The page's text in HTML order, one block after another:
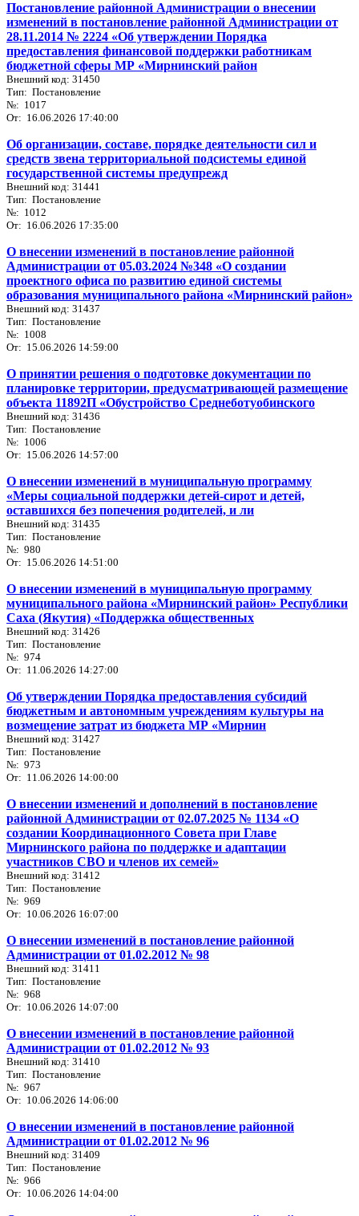
Постановление районной Администрации о внесении
изменений в постановление районной Администрации от
28.11.2014 № 2224 «Об утверждении Порядка
предоставления финансовой поддержки работникам
бюджетной сферы МР «Мирнинский район
Внешний код: 31450
Тип: Постановление
№: 1017
От: 16.06.2026 17:40:00
Об организации, составе, порядке деятельности сил и
средств звена территориальной подсистемы единой
государственной системы предупрежд
Внешний код: 31441
Тип: Постановление
№: 1012
От: 16.06.2026 17:35:00
О внесении изменений в постановление районной
Администрации от 05.03.2024 №348 «О создании
проектного офиса по развитию единой системы
образования муниципального района «Мирнинский район»
Внешний код: 31437
Тип: Постановление
№: 1008
От: 15.06.2026 14:59:00
О принятии решения о подготовке документации по
планировке территории, предусматривающей размещение
объекта 11892П «Обустройство Среднеботуобинского
Внешний код: 31436
Тип: Постановление
№: 1006
От: 15.06.2026 14:57:00
О внесении изменений в муниципальную программу
«Меры социальной поддержки детей-сирот и детей,
оставшихся без попечения родителей, и ли
Внешний код: 31435
Тип: Постановление
№: 980
От: 15.06.2026 14:51:00
О внесении изменений в муниципальную программу
муниципального района «Мирнинский район» Республики
Саха (Якутия) «Поддержка общественных
Внешний код: 31426
Тип: Постановление
№: 974
От: 11.06.2026 14:27:00
Об утверждении Порядка предоставления субсидий
бюджетным и автономным учреждениям культуры на
возмещение затрат из бюджета МР «Мирнин
Внешний код: 31427
Тип: Постановление
№: 973
От: 11.06.2026 14:00:00
О внесении изменений и дополнений в постановление
районной Администрации от 02.07.2025 № 1134 «О
создании Координационного Совета при Главе
Мирнинского района по поддержке и адаптации
участников СВО и членов их семей»
Внешний код: 31412
Тип: Постановление
№: 969
От: 10.06.2026 16:07:00
О внесении изменений в постановление районной
Администрации от 01.02.2012 № 98
Внешний код: 31411
Тип: Постановление
№: 968
От: 10.06.2026 14:07:00
О внесении изменений в постановление районной
Администрации от 01.02.2012 № 93
Внешний код: 31410
Тип: Постановление
№: 967
От: 10.06.2026 14:06:00
О внесении изменений в постановление районной
Администрации от 01.02.2012 № 96
Внешний код: 31409
Тип: Постановление
№: 966
От: 10.06.2026 14:04:00